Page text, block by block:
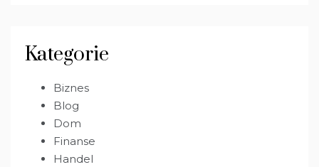
Kategorie
Biznes
Blog
Dom
Finanse
Handel